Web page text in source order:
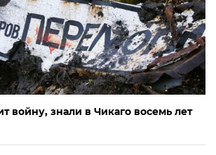
войну, знали в Чикаго восемь лет